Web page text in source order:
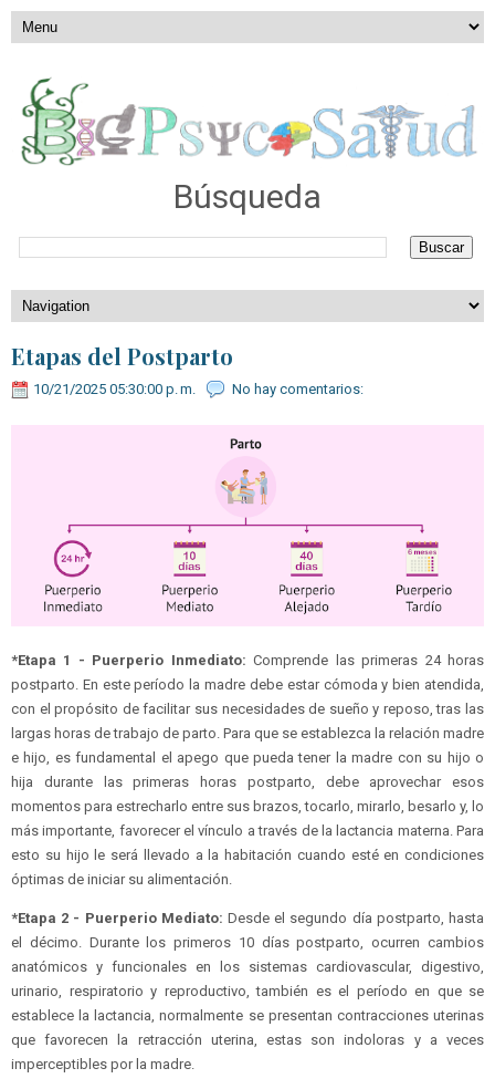
Búsqueda
Etapas del Postparto
10/21/2025 05:30:00 p. m. No hay comentarios:
*Etapa 1 - Puerperio Inmediato:Comprende las primeras 24 horas
postparto. En este período la madre debe estar cómoda y bien atendida,
con el propósito de facilitar sus necesidades de sueño y reposo, tras las
largas horas de trabajo de parto. Para que se establezca la relación madre
e hijo, es fundamental el apego que pueda tener la madre con su hijo o
hija durante las primeras horas postparto, debe aprovechar esos
momentos para estrecharlo entre sus brazos, tocarlo, mirarlo, besarlo y, lo
más importante, favorecer el vínculo a través de la lactancia materna. Para
esto su hijo le será llevado a la habitación cuando esté en condiciones
óptimas de iniciar su alimentación.
*Etapa 2 - Puerperio Mediato: Desde el segundo día postparto, hasta
el décimo. Durante los primeros 10 días postparto, ocurren cambios
anatómicos y funcionales en los sistemas cardiovascular, digestivo,
urinario, respiratorio y reproductivo, también es el período en que se
establece la lactancia, normalmente se presentan contracciones uterinas
que favorecen la retracción uterina, estas son indoloras y a veces
imperceptibles por la madre.